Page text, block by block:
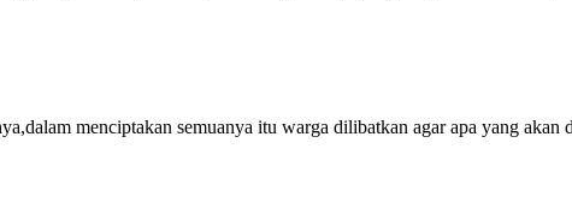
menciptakan semuanya itu warga dilibatkan agar apa yang akan